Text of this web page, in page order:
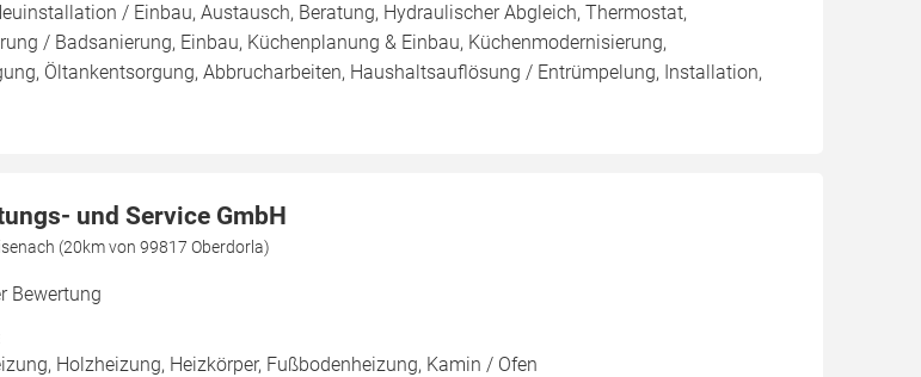
/ Einbau, Austausch, Beratung, Hydraulischer Abgleich, Thermostat,
/ Badsanierung, Einbau, Küchenplanung & Einbau, Küchenmodernisierung,
Öltankentsorgung, Abbrucharbeiten, Haushaltsauflösung / Entrümpelung, Installation,
und Service GmbH
(20km von 99817 Oberdorla)
Bewertung
Holzheizung, Heizkörper, Fußbodenheizung, Kamin / Ofen